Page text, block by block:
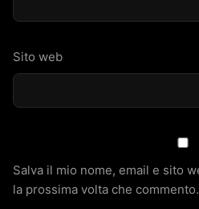
Sito web
Salva il mio nome, email e sito
la prossima volta che commento.